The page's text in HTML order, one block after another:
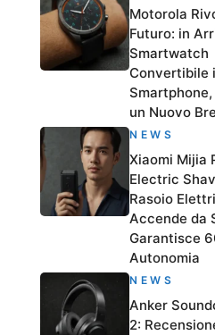
Motorola
Futuro: in
Smartwatch
Convertibile
un Nuovo
NEWS
Xiaomi Mijia
Electric
Rasoio
Accende da
Garantisce
Autonomia
NEWS
Anker
2: